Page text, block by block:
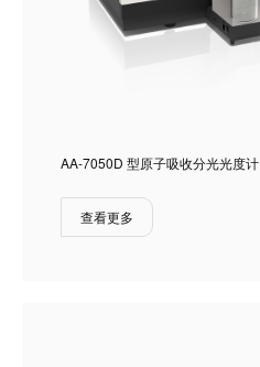
AA-7050D 型原子吸收分光光度计
查看更多